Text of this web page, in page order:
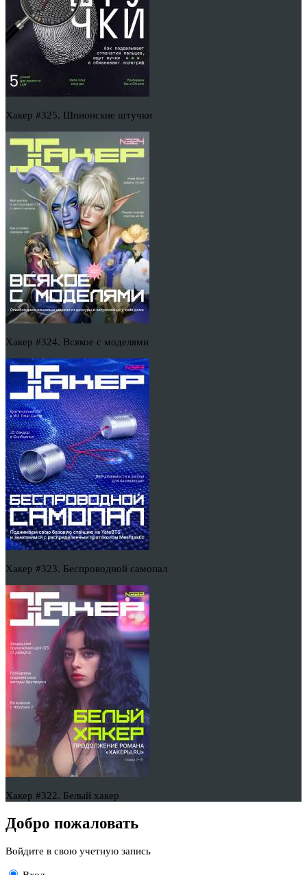
Хакер #325. Шпионские штучки
Хакер #324. Всякое с моделями
Хакер #323. Беспроводной самопал
Хакер #322. Белый хакер
Добро пожаловать
Войдите в свою учетную запись